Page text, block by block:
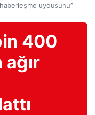
uydusunu”
400